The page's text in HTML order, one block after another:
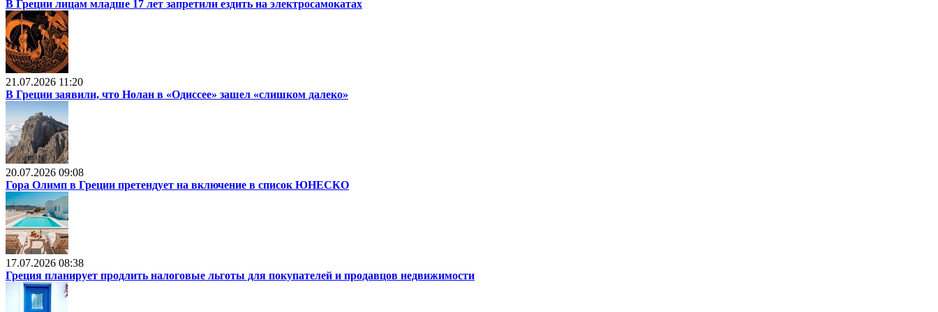
В Греции лицам младше 17 лет запретили ездить на электросамокатах
21.07.2026 11:20
В Греции заявили, что Нолан в «Одиссее» зашел «слишком далеко»
20.07.2026 09:08
Гора Олимп в Греции претендует на включение в список ЮНЕСКО
17.07.2026 08:38
Греция планирует продлить налоговые льготы для покупателей и продавцов недвижимости